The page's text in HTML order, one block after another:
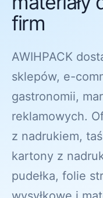
firm
AWIHPACK
sklepów, e-
gastronomii,
reklamowych.
z nadrukiem,
kartony z
pudełka, folie